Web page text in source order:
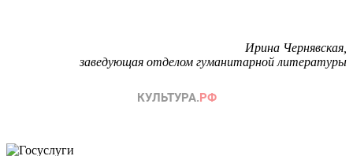
Ирина Чернявская,
заведующая отделом гуманитарной литературы